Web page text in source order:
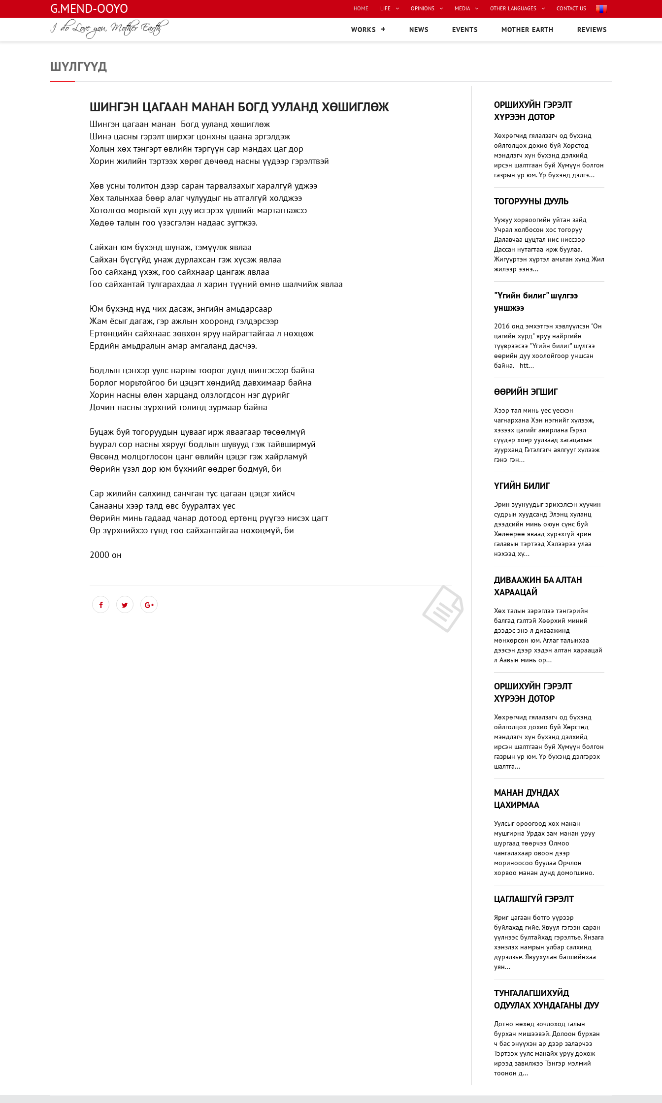
G.MEND-OOYO HOME LIFE OPINIONS MEDIA OTHER LANGUAGES CONTACT US
WORKS NEWS EVENTS MOTHER EARTH REVIEWS
ШҮЛГҮҮД
ШИНГЭН ЦАГААН МАНАН БОГД УУЛАНД ХӨШИГЛӨЖ
Шингэн цагаан манан Богд ууланд хөшиглөж
Шинэ цасны гэрэлт ширхэг цонхны цаана эргэлдэж
Холын хөх тэнгэрт өвлийн тэргүүн сар мандах цаг дор
Хорин жилийн тэртээх хөрөг дөчөөд насны үүдээр гэрэлтвэй
Хөв усны толитон дээр саран тарвалзахыг харалгүй уджээ
Хөх талынхаа бөөр алаг чулуудыг нь атгалгүй холджээ
Хөтөлгөө морьтой хүн дуу исгэрэх үдшийг мартагнажээ
Хөдөө талын гоо үзэсгэлэн надаас зугтжээ.
Сайхан юм бүхэнд шунаж, тэмүүлж явлаа
Сайхан бүсгүйд унаж дурлахсан гэж хүсэж явлаа
Гоо сайханд үхэж, гоо сайхнаар цангаж явлаа
Гоо сайхантай тулгарахдаа л харин түүний өмнө шалчийж явлаа
Юм бүхэнд нүд чих дасаж, энгийн амьдарсаар
Жам ёсыг дагаж, гэр ажлын хооронд гэлдэрсээр
Ертөнцийн сайхнаас зөвхөн яруу найрагтайгаа л нөхцөж
Ердийн амьдралын амар амгаланд дасчээ.
Бодлын цэнхэр уулс нарны тоорог дунд шингэсээр байна
Борлог морьтойгоо би цэцэгт хөндийд давхимаар байна
Хорин насны өлөн харцанд олзлогдсон нэг дүрийг
Дөчин насны зүрхний толинд зурмаар байна
Буцаж буй тогоруудын цувааг ирж яваагаар төсөөлмүй
Буурал сор насны хярууг бодлын шувууд гэж тайвширмуй
Өвсөнд молцоглосон цанг өвлийн цэцэг гэж хайрламуй
Өөрийн үзэл дор юм бүхнийг өөдрөг бодмуй, би
Сар жилийн салхинд санчган тус цагаан цэцэг хийсч
Санааны хээр талд өвс бууралтах үес
Өөрийн минь гадаад чанар дотоод ертөнц рүүгээ нисэх цагт
Өр зүрхнийхээ гүнд гоо сайхантайгаа нөхөцмүй, би
2000 он
ОРШИХУЙН ГЭРЭЛТ
ХҮРЭЭН ДОТОР
Хөхрөгчид гялалзагч од бүхэнд
ойлголцох дохио буй Хөрстөд
мэндлэгч хүн бүхэнд дэлхийд
ирсэн шалтгаан буй Хүмүүн болгон
газрын үр юм. Үр бүхэнд дэлгэ...
​ТОГОРУУНЫ ДУУЛЬ
Уужуу хорвоогийн уйтан зайд
Учрал холбосон хос тогоруу
Далавчаа цуцтал нис ниссээр
Дассан нутагтаа ирж буулаа.
Жигүүртэн хүртэл амьтан хүнд Жил
жилээр ээнэ...
"Үгийн билиг" шүлгээ
уншжээ
2016 онд эмхэтгэн хэвлүүлсэн "Он
цагийн хүрд" яруу найргийн
түүврээсээ "Үгийн билиг" шүлгээ
өөрийн дуу хоолойгоор уншсан
байна. htt...
ӨӨРИЙН ЭГШИГ
Хээр тал минь үес үесхэн
чагнархана Хэн нэгнийг хүлээж,
хэзээх цагийг анирлана Гэрэл
сүүдэр хоёр уулзаад хагацахын
зуурханд Гэтэлгэгч аялгууг хүлээж
гэнэ гэн...
ҮГИЙН БИЛИГ
Эрин зуунуудыг эрихэлсэн хуучин
судрын хуудсанд Элэнц хуланц
дээдсийн минь оюун сүнс буй
Хөлөөрөө яваад хүрэхгүй эрин
галавын тэртээд Хэлээрээ улаа
нэхээд хү...
ДИВААЖИН БА АЛТАН
ХАРААЦАЙ
Хөх талын зэрэглээ тэнгэрийн
балгад гэлтэй Хөөрхий миний
дээдэс энэ л диваажинд
мөнхөрсөн юм. Аглаг талынхаа
дээсэн дээр хэдэн алтан хараацай
л Аавын минь ор...
ОРШИХУЙН ГЭРЭЛТ
ХҮРЭЭН ДОТОР
Хөхрөгчид гялалзагч од бүхэнд
ойлголцох дохио буй Хөрстөд
мэндлэгч хүн бүхэнд дэлхийд
ирсэн шалтгаан буй Хүмүүн болгон
газрын үр юм. Үр бүхэнд дэлгэрэх
шалтга...
МАНАН ДУНДАХ
ЦАХИРМАА
Уулсыг ороогоод хөх манан
мушгирна Урдах зам манан уруу
шургаад төөрчээ Олмоо
чангалахаар овоон дээр
мориноосоо буулаа Орчлон
хорвоо манан дунд домогшино.
ЦАГЛАШГҮЙ ГЭРЭЛТ
Яриг цагаан ботго үүрээр
буйлахад гийе. Явуул гэгээн саран
үүлнээс бултайхад гэрэлтье. Янзага
хэнзлэх намрын улбар салхинд
дүрэлзье. Явуухулан багшийнхаа
уян...
ТУНГАЛАГШИХУЙД
ОДУУЛАХ ХУНДАГАНЫ ДУУ
Дотно нөхөд зочлоход галын
бурхан мишээвэй. Долоон бурхан
ч бас энүүхэн ар дээр заларчээ
Тэртээх уулс манайх уруу дөхөж
ирээд завилжээ Тэнгэр мэлмий
тоонон д...